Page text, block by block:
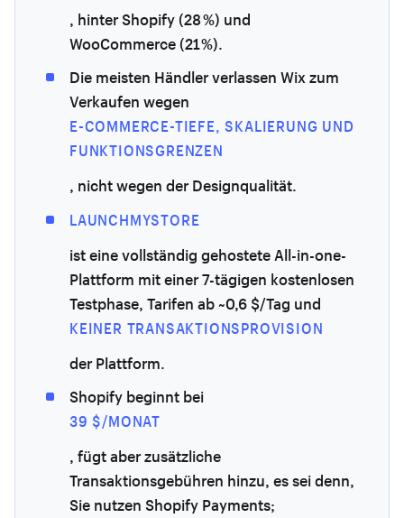
, hinter Shopify (28 %) und
WooCommerce (21 %).
Die meisten Händler verlassen Wix zum
Verkaufen wegen
E-COMMERCE-TIEFE, SKALIERUNG UND
FUNKTIONSGRENZEN
, nicht wegen der Designqualität.
LAUNCHMYSTORE
ist eine vollständig gehostete All-in-one-
Plattform mit einer 7-tägigen kostenlosen
Testphase, Tarifen ab ~0,6 $/Tag und
KEINER TRANSAKTIONSPROVISION
der Plattform.
Shopify beginnt bei
39 $/MONAT
, fügt aber zusätzliche
Transaktionsgebühren hinzu, es sei denn,
Sie nutzen Shopify Payments;